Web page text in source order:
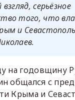
серьёзное
того, что
и
на годовщину
общался с
Крыма и